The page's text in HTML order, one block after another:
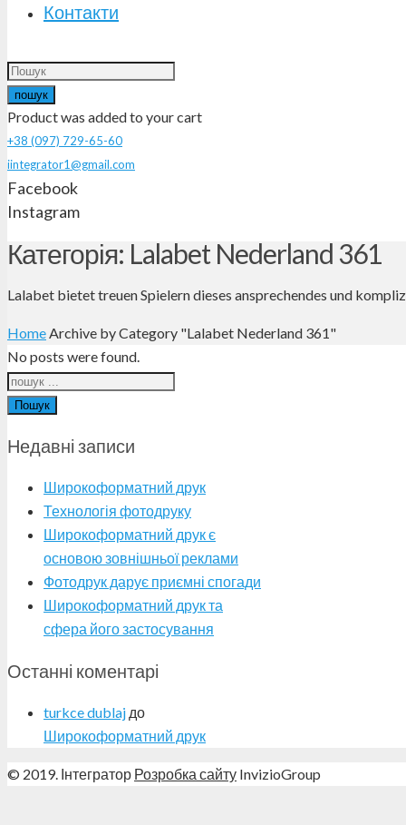
Контакти
пошук
Productwas added to your cart
+38 (097) 729-65-60
iintegrator1@gmail.com
Facebook
Instagram
Категорія: Lalabet Nederland 361
Lalabet bietet treuen Spielern dieses ansprechendes und
HomeArchive by Category "Lalabet Nederland 361"
No posts were found.
Пошук
Недавні записи
Широкоформатний друк
Технологія фотодруку
Широкоформатний друк є
основою зовнішньої реклами
Фотодрук дарує приємні спогади
Широкоформатний друк та
сфера його застосування
Останні коментарі
turkce dublaj до
Широкоформатний друк
© 2019. Інтегратор Розробка сайту InvizioGroup